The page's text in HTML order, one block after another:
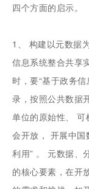
四个方面的启示。
1、 构建以元数据
信息系统整合共享
时，要“基于政务
录，按照公共数据
单位的原始性、 可
会开放， 开展中
利用” 。 元数据、
的核心要素，在开